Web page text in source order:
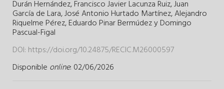
Durán Hernández,Francisco Javier Lacunza Ruiz,Juan
García de Lara,José Antonio Hurtado Martínez,Alejandro
Riquelme Pérez,Eduardo Pinar BermúdezyDomingo
Pascual-Figal
DOI: https://doi.org/10.24875/RECIC.M26000597
Disponible online: 02/06/2026